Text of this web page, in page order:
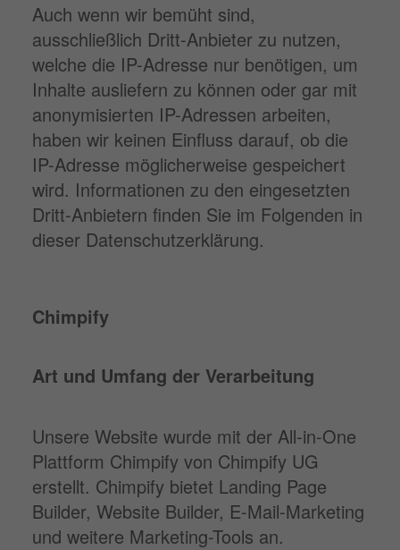
Auch wenn wir bemüht sind,
ausschließlich Dritt-Anbieter zu nutzen,
welche die IP-Adresse nur benötigen, um
Inhalte ausliefern zu können oder gar mit
anonymisierten IP-Adressen arbeiten,
haben wir keinen Einfluss darauf, ob die
IP-Adresse möglicherweise gespeichert
wird. Informationen zu den eingesetzten
Dritt-Anbietern finden Sie im Folgenden in
dieser Datenschutzerklärung.
Chimpify
Art und Umfang der Verarbeitung
Unsere Website wurde mit der All-in-One
Plattform Chimpify von Chimpify UG
erstellt. Chimpify bietet Landing Page
Builder, Website Builder, E-Mail-Marketing
und weitere Marketing-Tools an.